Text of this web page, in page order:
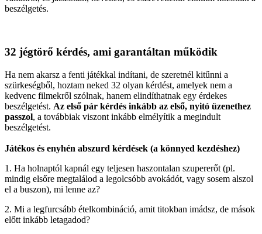
beszélgetés.
32 jégtörő kérdés, ami garantáltan működik
Ha nem akarsz a fenti játékkal indítani, de szeretnél kitűnni a
szürkeségből, hoztam neked 32 olyan kérdést, amelyek nem a
kedvenc filmekről szólnak, hanem elindíthatnak egy érdekes
beszélgetést. Az első pár kérdés inkább az első, nyitó üzenethez
passzol, a továbbiak viszont inkább elmélyítik a megindult
beszélgetést.
Játékos és enyhén abszurd kérdések (a könnyed kezdéshez)
1. Ha holnaptól kapnál egy teljesen haszontalan szupererőt (pl.
mindig elsőre megtalálod a legolcsóbb avokádót, vagy sosem alszol
el a buszon), mi lenne az?
2. Mi a legfurcsább ételkombináció, amit titokban imádsz, de mások
előtt inkább letagadod?